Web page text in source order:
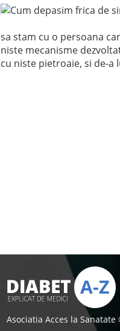
sa stam cu o persoana
niste mecanisme
cu niste pietroaie, si de-a
Asociatia Acces la Sanatate